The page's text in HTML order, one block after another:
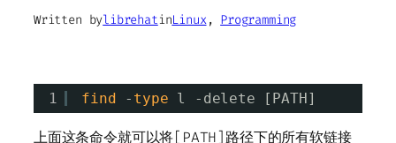
Written bylibrehatinLinux, Programming
1 find - type l -delete [PATH]
上面这条命令就可以将[PATH]路径下的所有软链接